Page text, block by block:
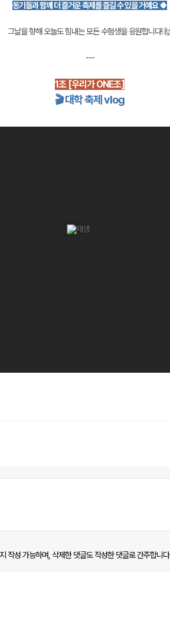
동기들과 함께 더 즐거운 축제를 즐길 수 있을 거예요 🍀
그날을 향해 오늘도 힘내는 모든 수험생을 응원합니다!
---
1조 [우리가 ONE조]
🎬대학 축제 vlog
작성 가능하며, 삭제한 댓글도 작성한 댓글로 간주합니